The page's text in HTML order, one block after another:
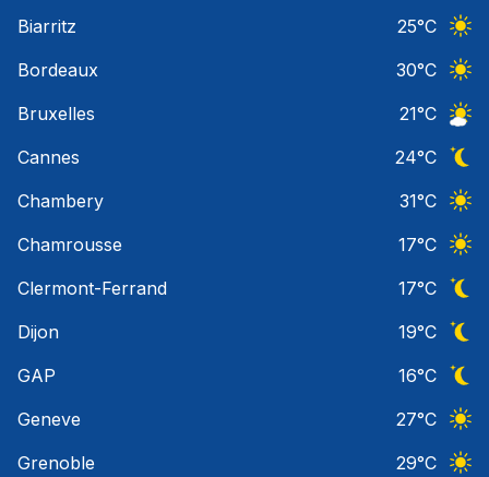
Biarritz
25°C
Bordeaux
30°C
Bruxelles
21°C
Cannes
24°C
Chambery
31°C
Chamrousse
17°C
Clermont-Ferrand
17°C
Dijon
19°C
GAP
16°C
Geneve
27°C
Grenoble
29°C